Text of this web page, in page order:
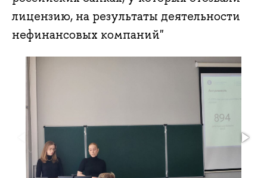
лицензию, на результаты деятельности
нефинансовых компаний"